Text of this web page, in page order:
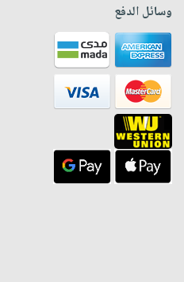
وسائل الدفع